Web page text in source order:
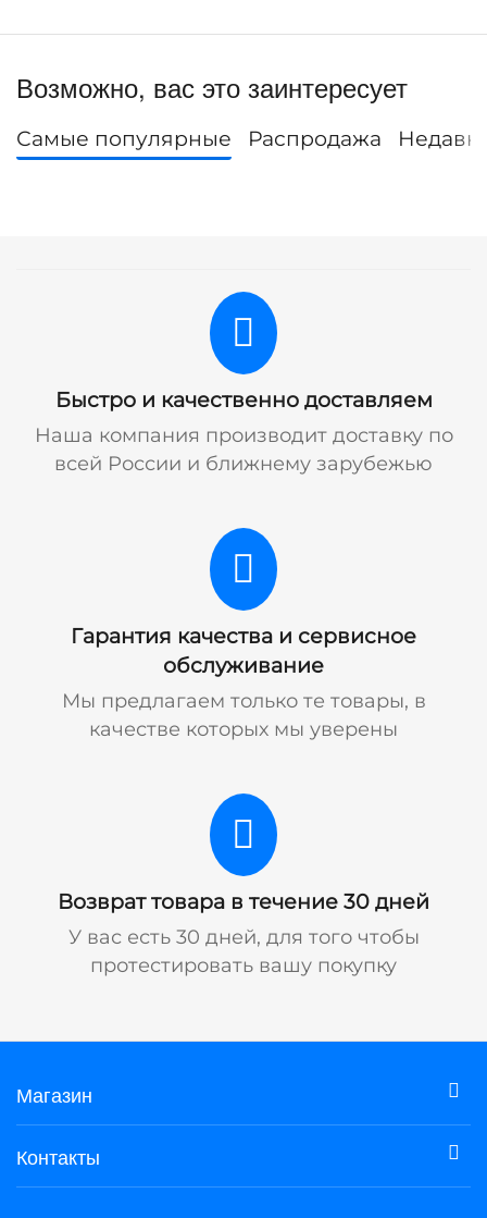
Возможно, вас это заинтересует
Самые популярные Распродажа
Быстро и качественно доставляем
Наша компания производит доставку по
всей России и ближнему зарубежью
Гарантия качества и сервисное
обслуживание
Мы предлагаем только те товары, в
качестве которых мы уверены
Возврат товара в течение 30 дней
У вас есть 30 дней, для того чтобы
протестировать вашу покупку
Магазин
Контакты